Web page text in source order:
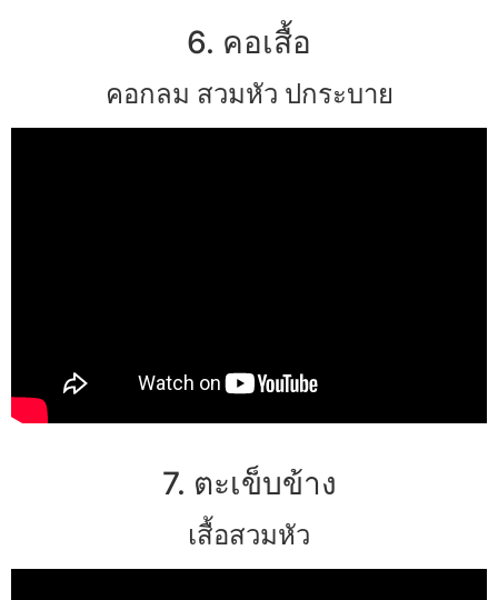
6. คอเสื้อ
คอกลม สวมหัว ปกระบาย
7. ตะเข็บข้าง
เสื้อสวมหัว